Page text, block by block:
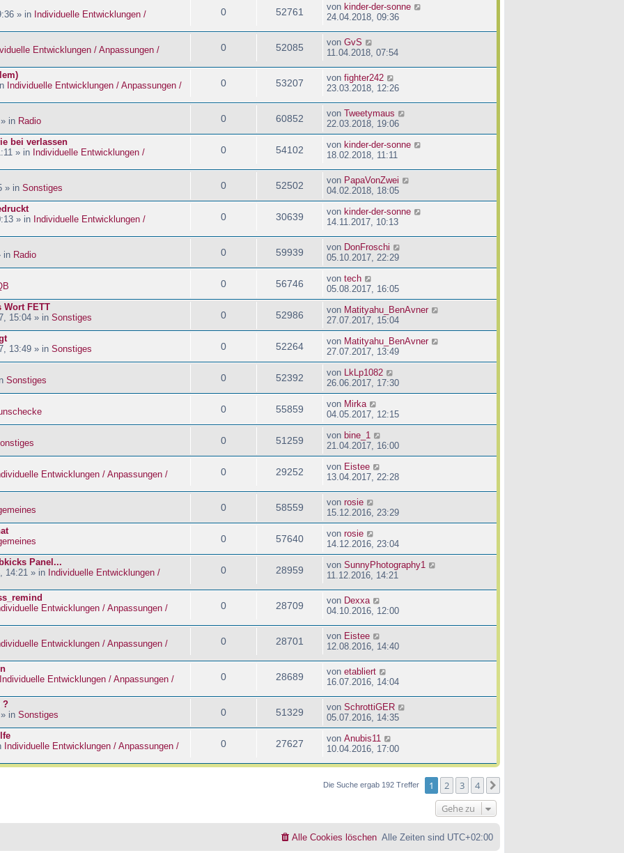
» in Individuelle Entwicklungen /
0 52761 von kinder-der-sonne
24.04.2018, 09:36
Entwicklungen / Anpassungen /
0 52085 von GvS
11.04.2018, 07:54
Individuelle Entwicklungen / Anpassungen /
0 53207 von fighter242
23.03.2018, 12:26
in Radio 0 60852 von Tweetymaus
22.03.2018, 19:06
bei verlassen
» in Individuelle Entwicklungen /
0 54102 von kinder-der-sonne
18.02.2018, 11:11
» in Sonstiges 0 52502 von PapaVonZwei
04.02.2018, 18:05
» in Individuelle Entwicklungen /
0 30639 von kinder-der-sonne
14.11.2017, 10:13
in Radio 0 59939 von DonFroschi
05.10.2017, 22:29
0 56746 von tech
05.08.2017, 16:05
Wort FETT
15:04 » in Sonstiges 0 52986 von Matityahu_BenAvner
27.07.2017, 15:04
13:49 » in Sonstiges 0 52264 von Matityahu_BenAvner
27.07.2017, 13:49
Sonstiges 0 52392 von
LkLp1082
26.06.2017, 17:30
0 55859 von Mirka
04.05.2017, 12:15
0 51259 von bine_1
21.04.2017, 16:00
Entwicklungen / Anpassungen /
0 29252 von Eistee
13.04.2017, 22:28
0 58559 von rosie
15.12.2016, 23:29
0 57640 von rosie
14.12.2016, 23:04
Panel...
14:21 » in Individuelle Entwicklungen /
0 28959 von SunnyPhotography1
11.12.2016, 14:21
Entwicklungen / Anpassungen /
0 28709 von Dexxa
04.10.2016, 12:00
Entwicklungen / Anpassungen /
0 28701 von Eistee
12.08.2016, 14:40
Individuelle Entwicklungen / Anpassungen /
0 28689 von etabliert
16.07.2016, 14:04
?
in Sonstiges 0 51329 von SchrottiGER
05.07.2016, 14:35
Individuelle Entwicklungen / Anpassungen /
0 27627 von Anubis11
10.04.2016, 17:00
Die Suche ergab 192 Treffer 1 2 3 4
Gehe zu
Alle Zeiten sind UTC+02:00
Alle Cookies löschen